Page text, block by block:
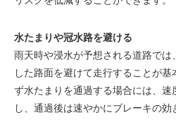
水たまりや冠水路を避ける
雨天時や浸水が予想される道路で
した路面を避けて走行することが
ず水たまりを通過する場合には、速
し、通過後は速やかにブレーキの効